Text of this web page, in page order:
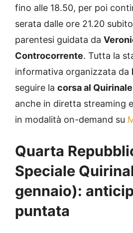
fino alle 18.50, per poi
serata dalle ore 21.20
parentesi guidata da
Controcorrente. Tutta la
informativa organizzata da
seguire la corsa al Quirinale
anche in diretta streaming
in modalità on-demand su
Quarta
Speciale
gennaio):
puntata